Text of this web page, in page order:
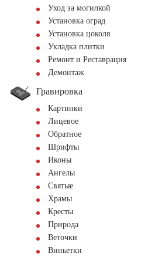
Уход за могилкой
Установка оград
Установка цоколя
Укладка плитки
Ремонт и Реставрация
Демонтаж
Гравировка
Картинки
Лицевое
Обратное
Шрифты
Иконы
Ангелы
Святые
Храмы
Кресты
Природа
Веточки
Виньетки